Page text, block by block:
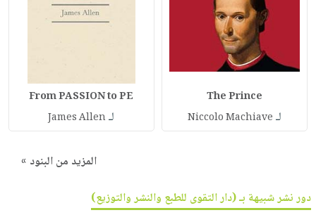
The Prince
لـ Niccolo Machiave
From PASSION to PE
لـJames Allen
المزيد من البنود »
دور نشر شبيهة بـ (دار التقوى للطبع والنشر والتوزيع)